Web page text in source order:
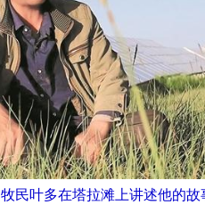
牧民叶多在塔拉滩上讲述他的故